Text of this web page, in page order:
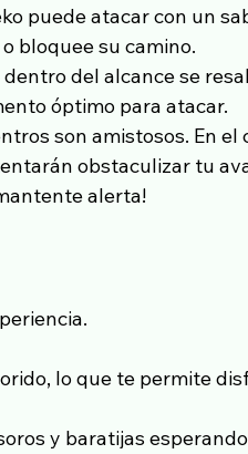
puede atacar con un
bloquee su camino.
del alcance se
óptimo para atacar.
son amistosos. En el
obstaculizar tu
alerta!
lo que te permite
y baratijas